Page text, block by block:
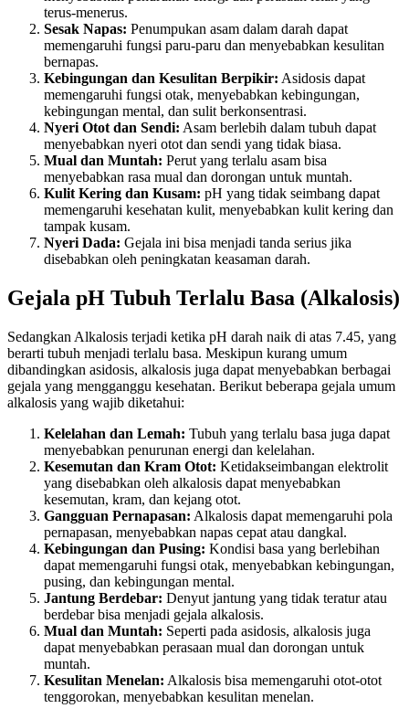
terus-menerus.
Sesak Napas: Penumpukan asam dalam darah dapat
memengaruhi fungsi paru-paru dan menyebabkan kesulitan
bernapas.
Kebingungan dan Kesulitan Berpikir: Asidosis dapat
memengaruhi fungsi otak, menyebabkan kebingungan,
kebingungan mental, dan sulit berkonsentrasi.
Nyeri Otot dan Sendi: Asam berlebih dalam tubuh dapat
menyebabkan nyeri otot dan sendi yang tidak biasa.
Mual dan Muntah: Perut yang terlalu asam bisa
menyebabkan rasa mual dan dorongan untuk muntah.
Kulit Kering dan Kusam: pH yang tidak seimbang dapat
memengaruhi kesehatan kulit, menyebabkan kulit kering dan
tampak kusam.
Nyeri Dada: Gejala ini bisa menjadi tanda serius jika
disebabkan oleh peningkatan keasaman darah.
Gejala pH Tubuh Terlalu Basa (Alkalosis)
Sedangkan Alkalosis terjadi ketika pH darah naik di atas 7.45, yang
berarti tubuh menjadi terlalu basa. Meskipun kurang umum
dibandingkan asidosis, alkalosis juga dapat menyebabkan berbagai
gejala yang mengganggu kesehatan. Berikut beberapa gejala umum
alkalosis yang wajib diketahui:
Kelelahan dan Lemah: Tubuh yang terlalu basa juga dapat
menyebabkan penurunan energi dan kelelahan.
Kesemutan dan Kram Otot: Ketidakseimbangan elektrolit
yang disebabkan oleh alkalosis dapat menyebabkan
kesemutan, kram, dan kejang otot.
Gangguan Pernapasan: Alkalosis dapat memengaruhi pola
pernapasan, menyebabkan napas cepat atau dangkal.
Kebingungan dan Pusing: Kondisi basa yang berlebihan
dapat memengaruhi fungsi otak, menyebabkan kebingungan,
pusing, dan kebingungan mental.
Jantung Berdebar: Denyut jantung yang tidak teratur atau
berdebar bisa menjadi gejala alkalosis.
Mual dan Muntah: Seperti pada asidosis, alkalosis juga
dapat menyebabkan perasaan mual dan dorongan untuk
muntah.
Kesulitan Menelan: Alkalosis bisa memengaruhi otot-otot
tenggorokan, menyebabkan kesulitan menelan.